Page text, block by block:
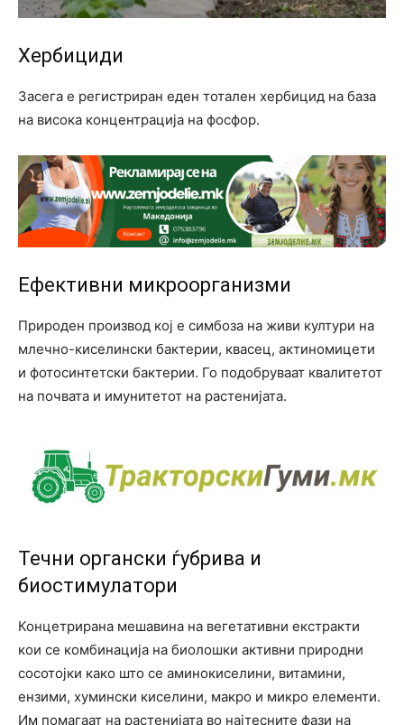
Хербициди
Засега е регистриран еден тотален хербицид на база
на висока концентрација на фосфор.
Ефективни микроорганизми
Природен производ кој е симбоза на живи култури на
млечно-киселински бактерии, квасец, актиномицети
и фотосинтетски бактерии. Го подобруваат квалитетот
на почвата и имунитетот на растенијата.
Течни органски ѓубрива и
биостимулатори
Концетрирана мешавина на вегетативни екстракти
кои се комбинација на биолошки активни природни
сосотојки како што се аминокиселини, витамини,
ензими, хумински киселини, макро и микро елементи.
Им помагаат на растенијата во најтесните фази на